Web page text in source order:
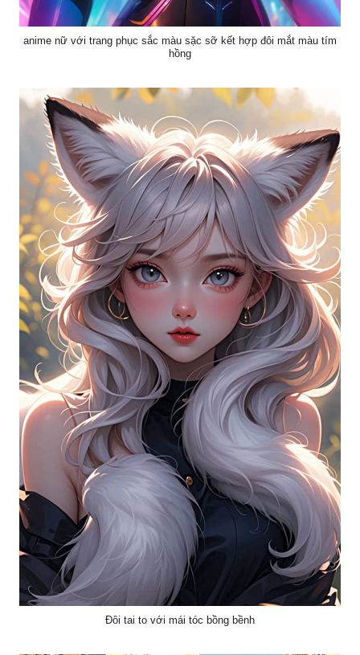
anime nữ với trang phục sắc màu sặc sỡ kết hợp đôi mắt màu tím
hồng
Đôi tai to với mái tóc bồng bềnh